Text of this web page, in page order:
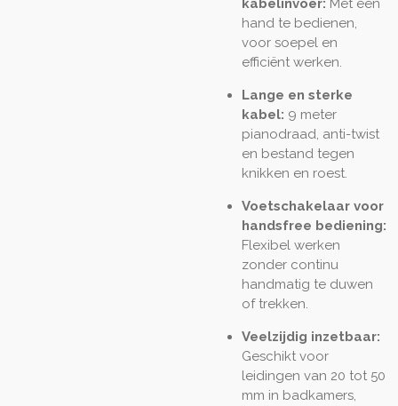
kabelinvoer: Met één
hand te bedienen,
voor soepel en
efficiënt werken.
Lange en sterke
kabel: 9 meter
pianodraad, anti-twist
en bestand tegen
knikken en roest.
Voetschakelaar voor
handsfree bediening:
Flexibel werken
zonder continu
handmatig te duwen
of trekken.
Veelzijdig inzetbaar:
Geschikt voor
leidingen van 20 tot 50
mm in badkamers,